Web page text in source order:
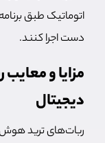
اتوماتیک طبق
دست اجرا کنند.
مزایا و
دیجیتال
ربات‌های ترید